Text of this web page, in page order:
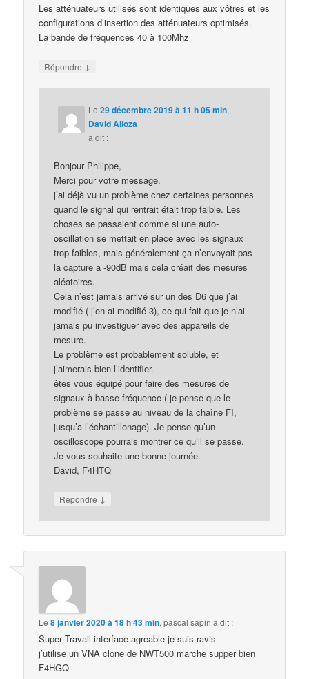
Les atténuateurs utilisés sont identiques aux vôtres et les
configurations d’insertion des atténuateurs optimisés.
La bande de fréquences 40 à 100Mhz
Répondre ↓
Le29 décembre 2019 à 11 h 05 min,
David Alloza
a dit :
Bonjour Philippe,
Merci pour votre message.
j’ai déjà vu un problème chez certaines personnes
quand le signal qui rentrait était trop faible. Les
choses se passaient comme si une auto-
oscillation se mettait en place avec les signaux
trop faibles, mais généralement ça n’envoyait pas
la capture a -90dB mais cela créait des mesures
aléatoires.
Cela n’est jamais arrivé sur un des D6 que j’ai
modifié ( j’en ai modifié 3), ce qui fait que je n’ai
jamais pu investiguer avec des appareils de
mesure.
Le problème est probablement soluble, et
j’aimerais bien l’identifier.
êtes vous équipé pour faire des mesures de
signaux à basse fréquence ( je pense que le
problème se passe au niveau de la chaîne FI,
jusqu’a l’échantillonage). Je pense qu’un
oscilloscope pourrais montrer ce qu’il se passe.
Je vous souhaite une bonne journée.
David, F4HTQ
Répondre ↓
Le8 janvier 2020 à 18 h 43 min,pascal sapin a dit :
Super Travail interface agreable je suis ravis
j’utilise un VNA clone de NWT500 marche supper bien
F4HGQ